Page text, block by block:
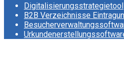
Digitalisierungsstrategietool
B2B Verzeichnisse